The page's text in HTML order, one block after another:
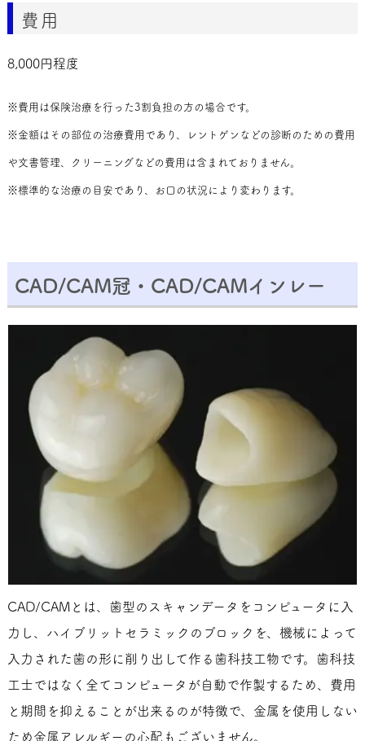
費用
8,000円程度
※費用は保険治療を行った3割負担の方の場合です。
※金額はその部位の治療費用であり、レントゲンなどの診断のための費用
や文書管理、クリーニングなどの費用は含まれておりません。
※標準的な治療の目安であり、お口の状況により変わります。
CAD/CAM冠・CAD/CAMインレー
CAD/CAMとは、歯型のスキャンデータをコンピュータに入
力し、ハイブリットセラミックのブロックを、機械によって
入力された歯の形に削り出して作る歯科技工物です。歯科技
工士ではなく全てコンピュータが自動で作製するため、費用
と期間を抑えることが出来るのが特徴で、金属を使用しない
ため金属アレルギーの心配もございません。